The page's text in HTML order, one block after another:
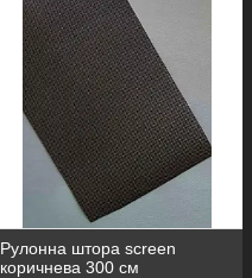
Рулонна штора screen
коричнева 300 см